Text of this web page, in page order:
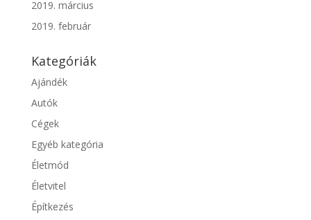
2019. március
2019. február
Kategóriák
Ajándék
Autók
Cégek
Egyéb kategória
Életmód
Életvitel
Építkezés